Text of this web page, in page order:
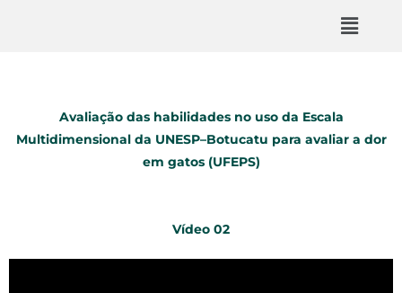
Avaliação das habilidades no uso da Escala
Multidimensional da UNESP–Botucatu para avaliar a dor
em gatos (UFEPS)
Vídeo 02